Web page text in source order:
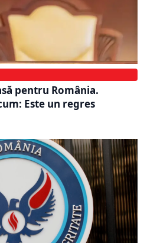
pentru România.
Este un regres